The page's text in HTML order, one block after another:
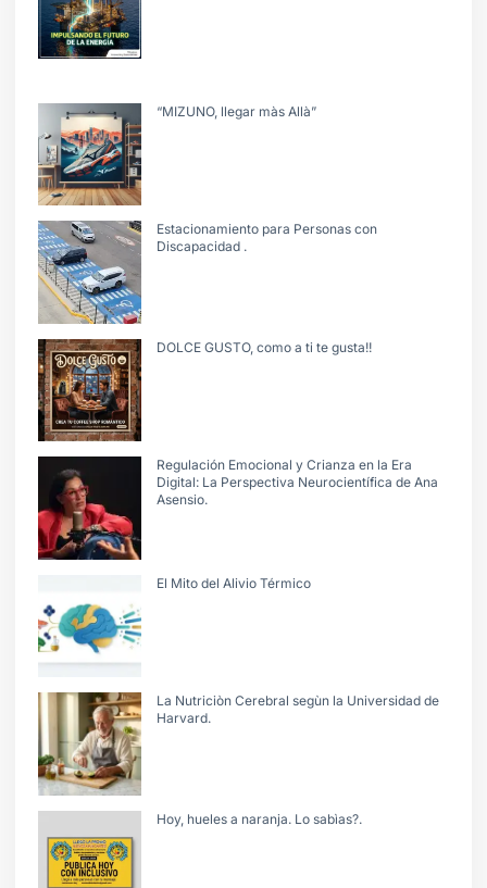
“MIZUNO, llegar màs Allà”
Estacionamiento para Personas con
Discapacidad .
DOLCE GUSTO, como a ti te gusta!!
Regulación Emocional y Crianza en la Era
Digital: La Perspectiva Neurocientífica de Ana
Asensio.
El Mito del Alivio Térmico
La Nutriciòn Cerebral segùn la Universidad de
Harvard.
Hoy, hueles a naranja. Lo sabìas?.